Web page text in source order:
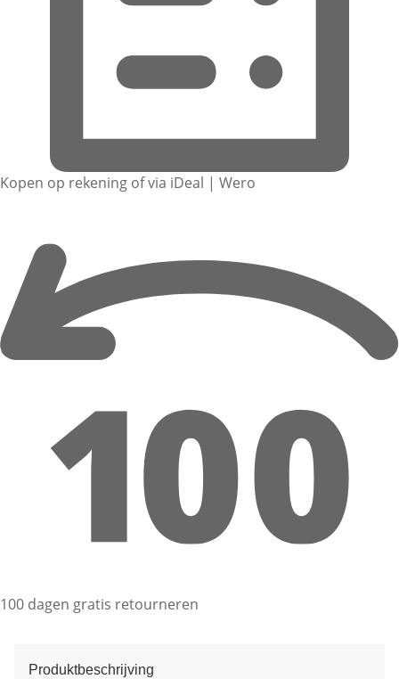
Kopen op rekening of via iDeal | Wero
100 dagen gratis retourneren
Produktbeschrijving